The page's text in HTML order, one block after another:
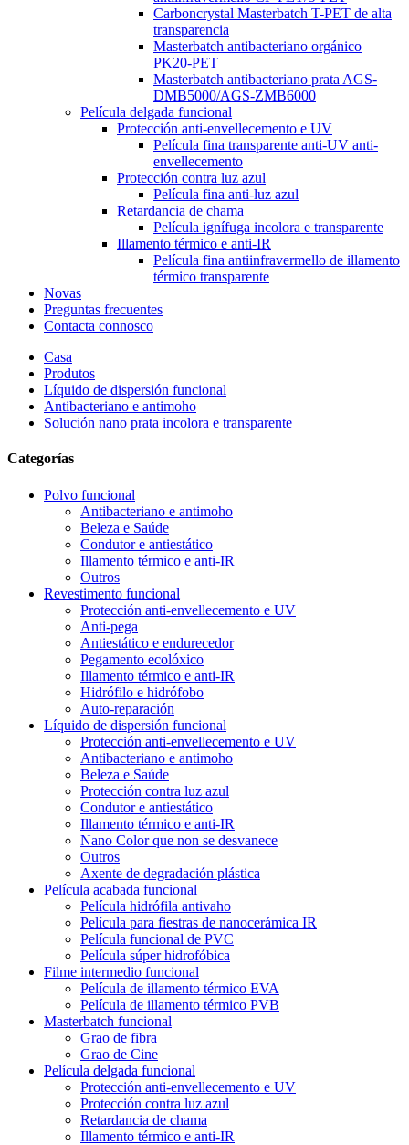
Carboncrystal Masterbatch T-PET de alta
transparencia
Masterbatch antibacteriano orgánico
PK20-PET
Masterbatch antibacteriano prata AGS-
DMB5000/AGS-ZMB6000
Película delgada funcional
Protección anti-envellecemento e UV
Película fina transparente anti-UV anti-
envellecemento
Protección contra luz azul
Película fina anti-luz azul
Retardancia de chama
Película ignífuga incolora e transparente
Illamento térmico e anti-IR
Película fina antiinfravermello de illamento
térmico transparente
Novas
Preguntas frecuentes
Contacta connosco
Casa
Produtos
Líquido de dispersión funcional
Antibacteriano e antimoho
Solución nano prata incolora e transparente
Categorías
Polvo funcional
Antibacteriano e antimoho
Beleza e Saúde
Condutor e antiestático
Illamento térmico e anti-IR
Outros
Revestimento funcional
Protección anti-envellecemento e UV
Anti-pega
Antiestático e endurecedor
Pegamento ecolóxico
Illamento térmico e anti-IR
Hidrófilo e hidrófobo
Auto-reparación
Líquido de dispersión funcional
Protección anti-envellecemento e UV
Antibacteriano e antimoho
Beleza e Saúde
Protección contra luz azul
Condutor e antiestático
Illamento térmico e anti-IR
Nano Color que non se desvanece
Outros
Axente de degradación plástica
Película acabada funcional
Película hidrófila antivaho
Película para fiestras de nanocerámica IR
Película funcional de PVC
Película súper hidrofóbica
Filme intermedio funcional
Película de illamento térmico EVA
Película de illamento térmico PVB
Masterbatch funcional
Grao de fibra
Grao de Cine
Película delgada funcional
Protección anti-envellecemento e UV
Protección contra luz azul
Retardancia de chama
Illamento térmico e anti-IR